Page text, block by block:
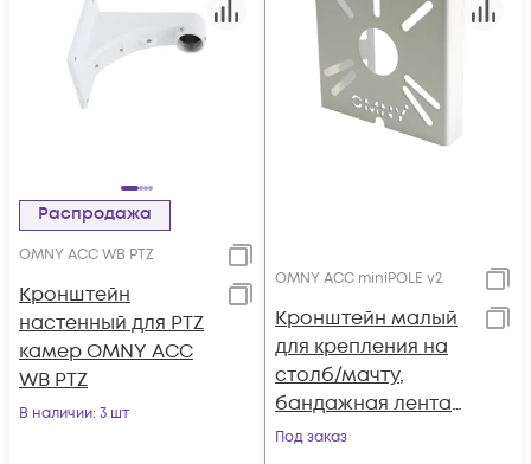
Распродажа
OMNY ACC WB PTZ
Кронштейн
настенный для PTZ
камер OMNY ACC
WB PTZ
В наличии: 3 шт
OMNY ACC miniPOLE v2
Кронштейн малый
для крепления на
столб/мачту,
бандажная лента
9мм, 20мм,
Под заказ